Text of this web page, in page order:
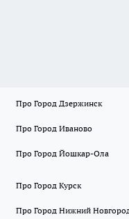
Про Город Дзержинск
Про Город Иваново
Про Город Йошкар-Ола
Про Город Курск
Про Город Нижний